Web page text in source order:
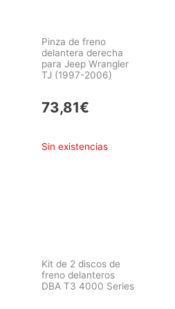
Pinza de freno
delantera derecha
para Jeep Wrangler
TJ (1997-2006)
73,81€
Sin existencias
Kit de 2 discos de
freno delanteros
DBA T3 4000 Series